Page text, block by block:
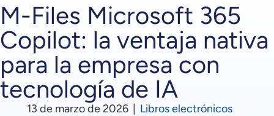
M-Files Microsoft 365
Copilot: la ventaja nativa
para la empresa con
tecnología de IA
13 de marzo de 2026 Libros electrónicos